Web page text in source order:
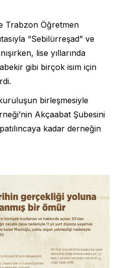
Trabzon Öğretmen
“Sebilürreşad” ve
lise yıllarında
gibi birçok isim için
birleşmesiyle
Akçaabat Şubesini
kadar derneğin